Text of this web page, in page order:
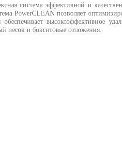
система эффективной и
PowerCLEAN позволяет
высокоэффективное
песок и бокситовые отложения.